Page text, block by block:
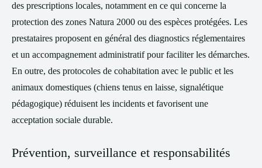
des prescriptions locales, notamment en ce qui concerne la
protection des zones Natura 2000 ou des espèces protégées. Les
prestataires proposent en général des diagnostics réglementaires
et un accompagnement administratif pour faciliter les démarches.
En outre, des protocoles de cohabitation avec le public et les
animaux domestiques (chiens tenus en laisse, signalétique
pédagogique) réduisent les incidents et favorisent une
acceptation sociale durable.
Prévention, surveillance et responsabilités